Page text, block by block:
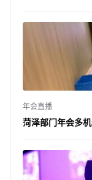
年会直播
菏泽部门年会多